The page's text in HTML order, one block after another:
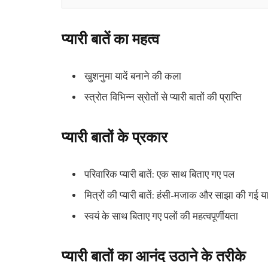
प्यारी बातें का महत्व
खुशनुमा यादें बनाने की कला
स्त्रोत विभिन्न स्रोतों से प्यारी बातों की प्राप्ति
प्यारी बातों के प्रकार
परिवारिक प्यारी बातें: एक साथ बिताए गए पल
मित्रों की प्यारी बातें: हंसी-मजाक और साझा की गई
स्वयं के साथ बिताए गए पलों की महत्वपूर्णीयता
प्यारी बातों का आनंद उठाने के तरीके